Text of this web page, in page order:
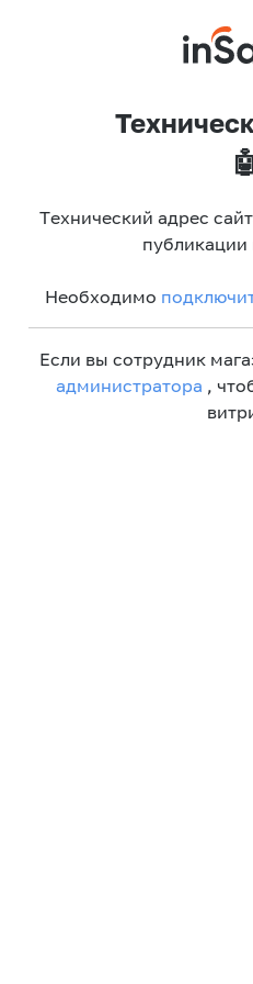
Технический адрес
Необходимо
Если вы сотрудник
администратора ,